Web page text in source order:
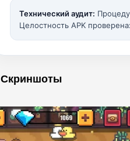
Технический аудит:
Целостность APK
Скриншоты